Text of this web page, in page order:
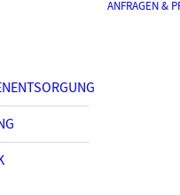
ANFRAGEN &